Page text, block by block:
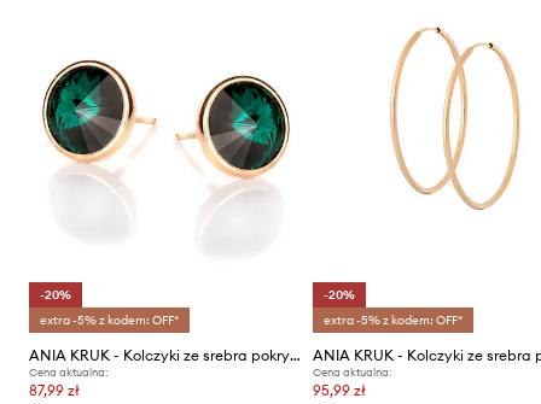
-20%
extra -5% z kodem: OFF*
ANIA KRUK - Kolczyki ze srebra pokrytego złotem Venus
Cena aktualna:
87,99 zł
-20%
extra -5% z kodem: OFF*
Cena aktualna:
95,99 zł